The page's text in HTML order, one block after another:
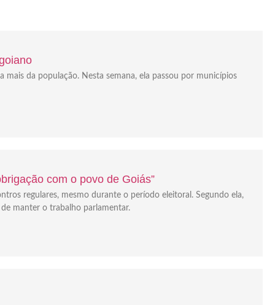
da população. Nesta semana, ela passou por municípios
com o povo de Goiás”
regulares, mesmo durante o período eleitoral. Segundo ela,
manter o trabalho parlamentar.